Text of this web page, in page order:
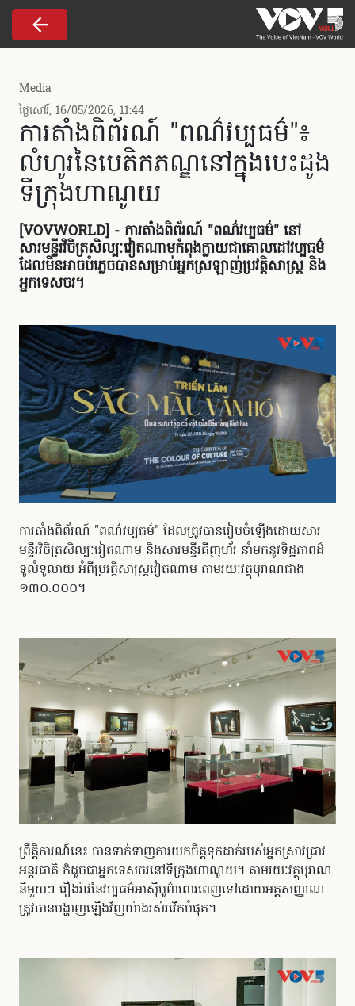
Nhảy đến nội dung
Media
ថ្ងៃសៅរ៍, 16/05/2026, 11:44
ការតាំង​ពិព័រណ៍ "ពណ៌វប្បធម៌"៖
លំហូរនៃបេតិកភណ្ឌនៅក្នុងបេះដូង
ទីក្រុង​ហាណូយ
[VOVWORLD] - ការតាំង​ពិព័រណ៍ "ពណ៌វប្បធម៌" នៅ
សារមន្ទីរវិចិត្រសិល្បៈវៀតណាមកំពុងក្លាយជាគោលដៅវប្បធម៌
ដែលមិនអាចបំភ្លេចបាន​សម្រាប់អ្នកស្រឡាញ់ប្រវត្តិសាស្ត្រ និង
អ្នកទេសចរ។
ការតាំងពិព័រណ៍ "ពណ៌វប្បធម៌" ដែលត្រូវបានរៀបចំឡើងដោយសារ
មន្ទីរវិចិត្រសិល្បៈវៀតណាម និងសារមន្ទីរគីញហ័រ នាំមកនូវទិដ្ឋភាពដ៏
ទូលំទូលាយ អំពីប្រវត្តិសាស្ត្រវៀតណាម តាមរយៈវត្ថុបុរាណជាង
១៣០.០០០។
ព្រឹត្តិការណ៍នេះ បានទាក់ទាញការយកចិត្តទុកដាក់របស់អ្នកស្រាវជ្រាវ
អន្តរជាតិ ក៏ដូចជាអ្នកទេសចរនៅទីក្រុងហាណូយ។ តាមរយៈវត្ថុបុរាណ
នីមួយៗ រឿងរ៉ាវនៃវប្បធម៌អាស៊ីបូព៌ាពោរពេញទៅដោយអត្តសញ្ញាណ
ត្រូវបានបង្ហាញឡើងវិញយ៉ាងរស់រវើកបំផុត។